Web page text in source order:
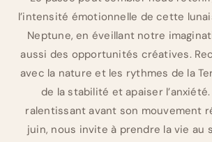
l’intensité émotionnelle de cette
Neptune, en éveillant notre
aussi des opportunités créatives.
avec la nature et les rythmes de la
de la stabilité et apaiser
ralentissant avant son mouvement
juin, nous invite à prendre la vie au